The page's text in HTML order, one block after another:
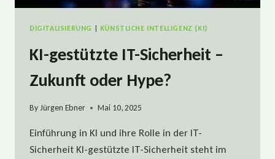
DIGITALISIERUNG | KÜNSTLICHE INTELLIGENZ (KI)
KI-gestützte IT-Sicherheit –
Zukunft oder Hype?
ByJürgen Ebner Mai 10, 2025
Einführung in KI und ihre Rolle in der IT-
Sicherheit KI-gestützte IT-Sicherheit steht im